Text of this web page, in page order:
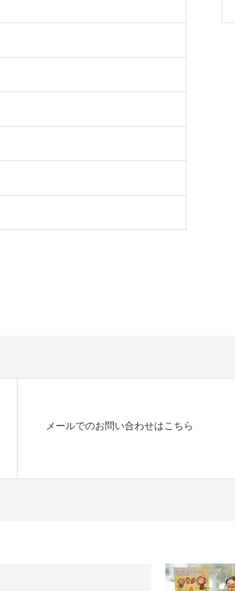
メールでのお問い合わせはこちら